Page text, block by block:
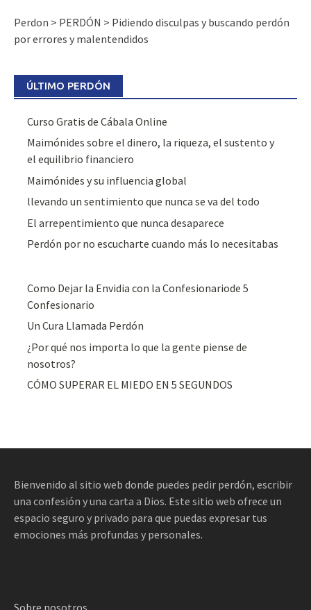
Perdon > PERDÓN > Pidiendo disculpas y buscando perdón
por errores y malentendidos
ÚLTIMO PERDÓN
Curso Gratis de Cábala Online
Maimónides sobre el dinero, la riqueza, el sustento y
el equilibrio financiero
Maimónides y su influencia global
llevando un sentimiento que nunca se va del todo
El arrepentimiento que nunca desaparece
Perdón por no escucharte cuando más lo necesitabas
Como Dejar la Envidia con la Confesionariode 5
Confesionario
Un Cura Llamada Perdón
¿Por qué nos importa lo que la gente piense de
nosotros?
CÓMO SUPERAR EL MIEDO EN 5 SEGUNDOS
Bienvenido al sitio web donde puedes pedir perdón, escribir
una confesión y una carta a Dios. Este sitio web ofrece un
espacio seguro y privado para que puedas expresar tus
emociones más profundas y personales.